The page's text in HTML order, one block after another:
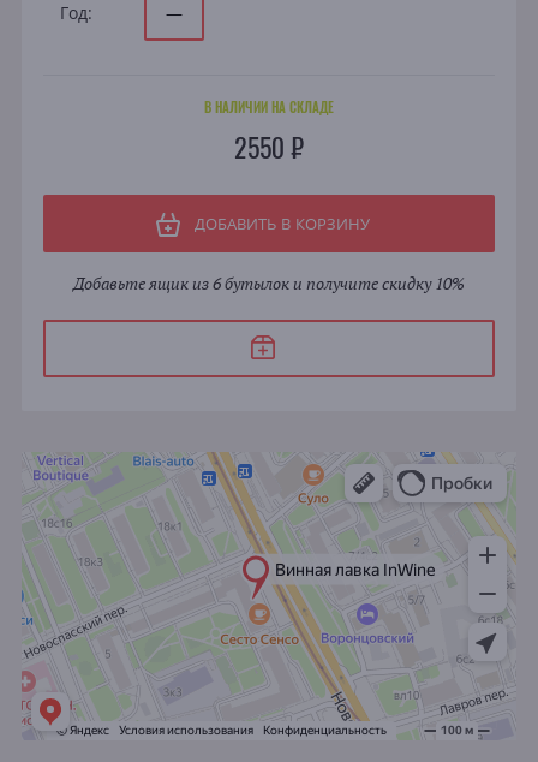
Год: —
В НАЛИЧИИ НА СКЛАДЕ
2550 ₽
ДОБАВИТЬ В КОРЗИНУ
Добавьте ящик из 6 бутылок и получите скидку 10%